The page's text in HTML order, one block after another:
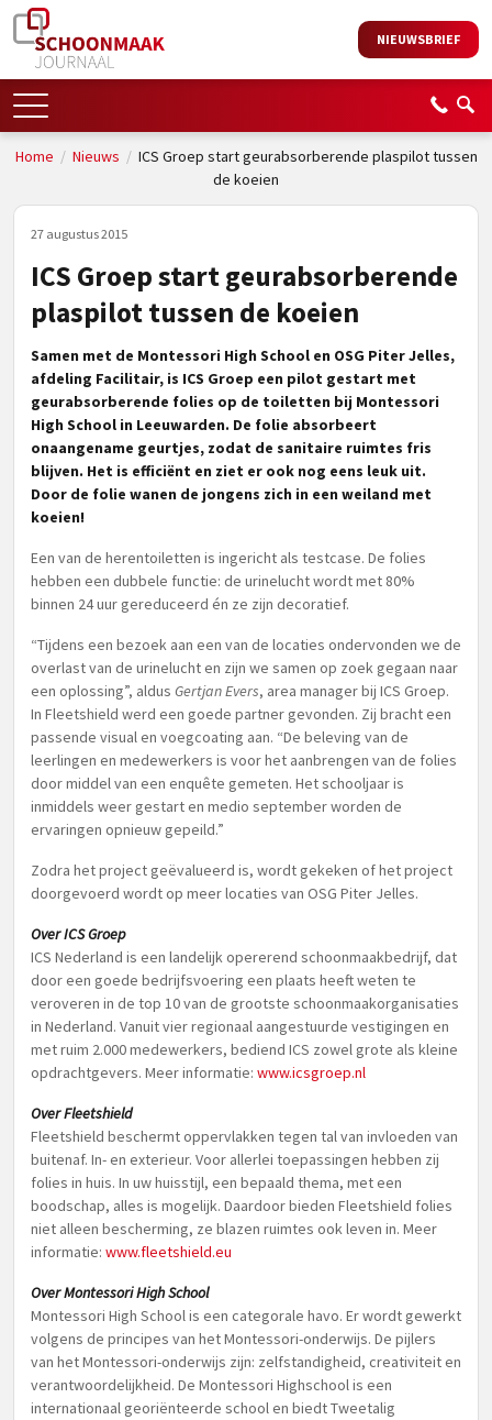
NIEUWSBRIEF
Home / Nieuws / ICS Groep start geurabsorberende plaspilot tussen
de koeien
27 augustus 2015
ICS Groep start geurabsorberende
plaspilot tussen de koeien
Samen met de Montessori High School en OSG Piter Jelles,
afdeling Facilitair, is ICS Groep een pilot gestart met
geurabsorberende folies op de toiletten bij Montessori
High School in Leeuwarden. De folie absorbeert
onaangename geurtjes, zodat de sanitaire ruimtes fris
blijven. Het is efficiënt en ziet er ook nog eens leuk uit.
Door de folie wanen de jongens zich in een weiland met
koeien!
Een van de herentoiletten is ingericht als testcase. De folies
hebben een dubbele functie: de urinelucht wordt met 80%
binnen 24 uur gereduceerd én ze zijn decoratief.
“Tijdens een bezoek aan een van de locaties ondervonden we de
overlast van de urinelucht en zijn we samen op zoek gegaan naar
een oplossing”, aldus Gertjan Evers, area manager bij ICS Groep.
In Fleetshield werd een goede partner gevonden. Zij bracht een
passende visual en voegcoating aan. “De beleving van de
leerlingen en medewerkers is voor het aanbrengen van de folies
door middel van een enquête gemeten. Het schooljaar is
inmiddels weer gestart en medio september worden de
ervaringen opnieuw gepeild.”
Zodra het project geëvalueerd is, wordt gekeken of het project
doorgevoerd wordt op meer locaties van OSG Piter Jelles.
Over ICS Groep
ICS Nederland is een landelijk opererend schoonmaakbedrijf, dat
door een goede bedrijfsvoering een plaats heeft weten te
veroveren in de top 10 van de grootste schoonmaakorganisaties
in Nederland. Vanuit vier regionaal aangestuurde vestigingen en
met ruim 2.000 medewerkers, bediend ICS zowel grote als kleine
opdrachtgevers. Meer informatie: www.icsgroep.nl
Over Fleetshield
Fleetshield beschermt oppervlakken tegen tal van invloeden van
buitenaf. In- en exterieur. Voor allerlei toepassingen hebben zij
folies in huis. In uw huisstijl, een bepaald thema, met een
boodschap, alles is mogelijk. Daardoor bieden Fleetshield folies
niet alleen bescherming, ze blazen ruimtes ook leven in. Meer
informatie: www.fleetshield.eu
Over Montessori High School
Montessori High School is een categorale havo. Er wordt gewerkt
volgens de principes van het Montessori-onderwijs. De pijlers
van het Montessori-onderwijs zijn: zelfstandigheid, creativiteit en
verantwoordelijkheid. De Montessori Highschool is een
internationaal georiënteerde school en biedt Tweetalig